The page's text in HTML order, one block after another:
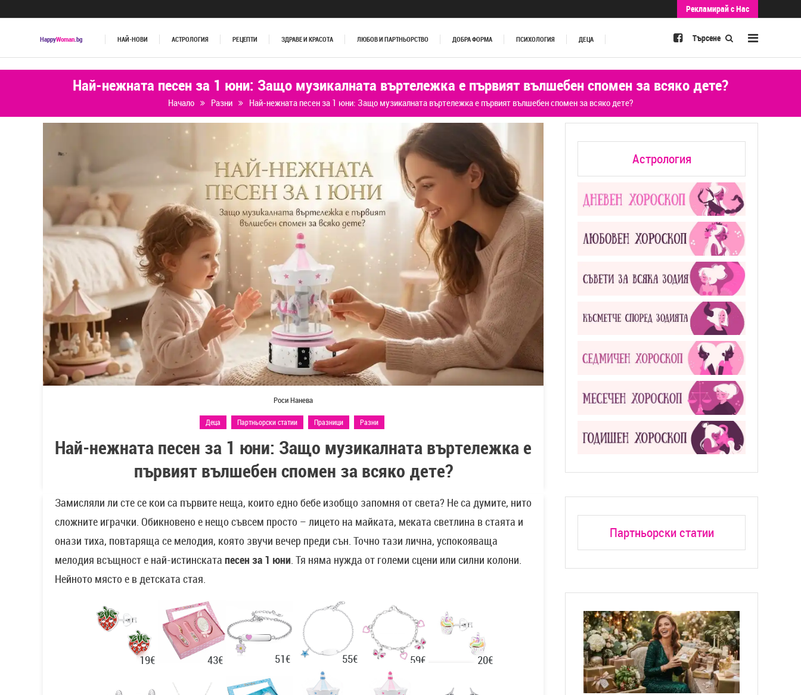
Рекламирай с Нас
HappyWoman.bg НАЙ-НОВИ АСТРОЛОГИЯ РЕЦЕПТИ ЗДРАВЕ И КРАСОТА ЛЮБОВ И ПАРТНЬОРСТВО ДОБРА ФОРМА ПСИХОЛОГИЯ ДЕЦА Търсене
Най-нежната песен за 1 юни: Защо музикалната въртележка е първият вълшебен спомен за всяко дете?
Начало Разни Най-нежната песен за 1 юни: Защо музикалната въртележка е първият вълшебен спомен за всяко дете?
Роси Нанева
Деца Партньорски статии Празници Разни
Най-нежната песен за 1 юни: Защо музикалната въртележка е
първият вълшебен спомен за всяко дете?
Замисляли ли сте се кои са първите неща, които едно бебе изобщо запомня от света? Не са думите, нито
сложните играчки. Обикновено е нещо съвсем просто – лицето на майката, меката светлина в стаята и
онази тиха, повтаряща се мелодия, която звучи вечер преди сън. Точно тази лична, успокояваща
мелодия всъщност е най-истинската песен за 1 юни. Тя няма нужда от големи сцени или силни колони.
Нейното място е в детската стая.
19€ 43€ 51€ 55€ 59€ 20€
Астрология
Партньорски статии